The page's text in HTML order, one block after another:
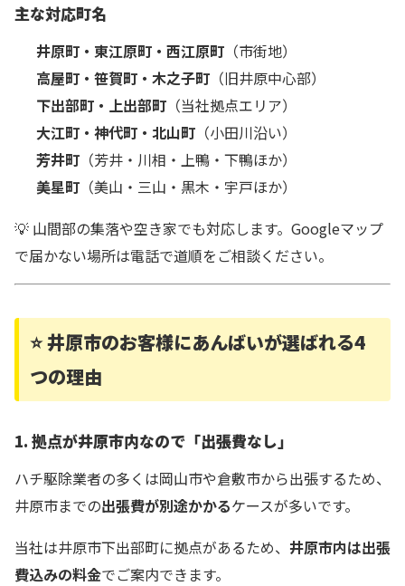
主な対応町名
井原町・東江原町・西江原町 （市街地）
高屋町・笹賀町・木之子町 （旧井原中心部）
下出部町・上出部町 （当社拠点エリア）
大江町・神代町・北山町 （小田川沿い）
芳井町 （芳井・川相・上鴨・下鴨ほか）
美星町 （美山・三山・黒木・宇戸ほか）
💡 山間部の集落や空き家でも対応します。Googleマップ
で届かない場所は電話で道順をご相談ください。
⭐ 井原市のお客様にあんばいが選ばれる4
つの理由
1. 拠点が井原市内なので「出張費なし」
ハチ駆除業者の多くは岡山市や倉敷市から出張するため、
井原市までの出張費が別途かかるケースが多いです。
当社は井原市下出部町に拠点があるため、 井原市内は出張
費込みの料金でご案内できます。